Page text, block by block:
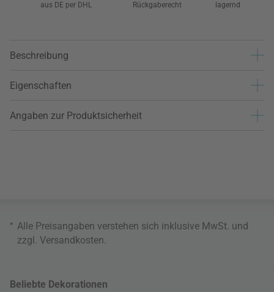
aus DE per DHL
Rückgaberecht
lagernd
Beschreibung
Eigenschaften
Angaben zur Produktsicherheit
* Alle Preisangaben verstehen sich inklusive MwSt. und
zzgl. Versandkosten.
Beliebte Dekorationen